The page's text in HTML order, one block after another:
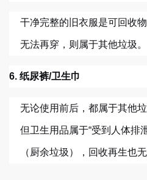
干净完整的旧衣服是可回收
无法再穿，则属于其他垃圾。
6. 纸尿裤/卫生巾
无论使用前后，都属于其他
但卫生用品属于“受到人体排
（厨余垃圾），回收再生也无